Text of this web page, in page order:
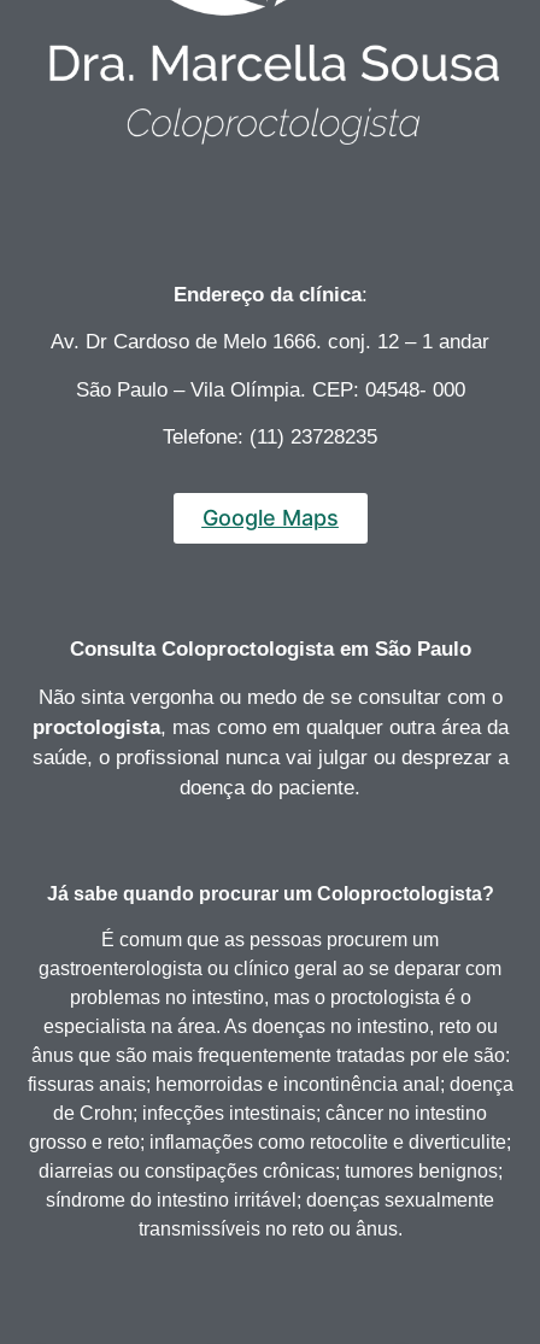
Endereço da clínica:
Av. Dr Cardoso de Melo 1666. conj. 12 – 1 andar
São Paulo – Vila Olímpia. CEP: 04548- 000
Telefone: (11) 23728235
Google Maps
Consulta Coloproctologistaem São Paulo
Não sinta vergonha ou medo de se consultar com o
proctologista, mas como em qualquer outra área da
saúde, o profissional nunca vai julgar ou desprezar a
doença do paciente.
Já sabe quando procurar um Coloproctologista?
É comum que as pessoas procurem um
gastroenterologista ou clínico geral ao se deparar com
problemas no intestino, mas o proctologista é o
especialista na área. As doenças no intestino, reto ou
ânus que são mais frequentemente tratadas por ele são:
fissuras anais; hemorroidas e incontinência anal; doença
de Crohn; infecções intestinais; câncer no intestino
grosso e reto; inflamações como retocolite e diverticulite;
diarreias ou constipações crônicas; tumores benignos;
síndrome do intestino irritável; doenças sexualmente
transmissíveis no reto ou ânus.